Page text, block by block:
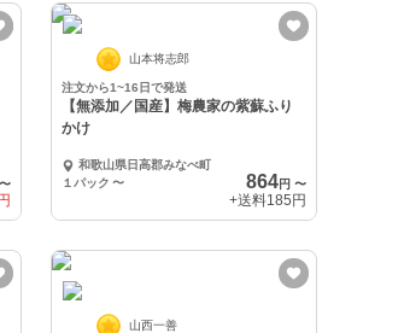
〜
山本将志郎
注文から1~16日で発送
【無添加／国産】梅農家の紫蘇ふり
かけ
和歌山県日高郡みなべ町
１パック 〜 864円 〜
+送料185円
山西一善